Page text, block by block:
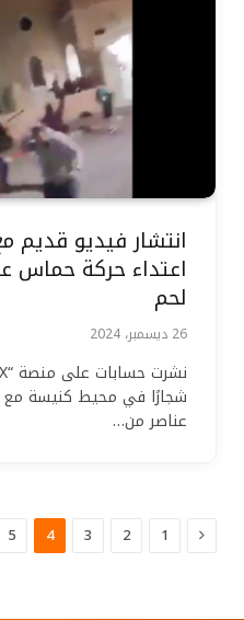
انتشار فيديو قديم
اعتداء حركة
لحم
26 ديسمبر، 2024
شجارًا في محيط كنيسة مع
عناصر من…
السابق
1
2
3
4
5